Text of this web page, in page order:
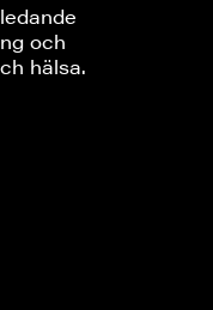
och
hälsa.